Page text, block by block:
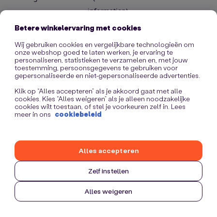
information).
Betere winkelervaring met cookies
Wij gebruiken cookies en vergelijkbare technologieën om
onze webshop goed te laten werken, je ervaring te
personaliseren, statistieken te verzamelen en, met jouw
toestemming, persoonsgegevens te gebruiken voor
gepersonaliseerde en niet-gepersonaliseerde advertenties.
Klik op “Alles accepteren” als je akkoord gaat met alle
cookies. Kies “Alles weigeren” als je alleen noodzakelijke
cookies wilt toestaan, of stel je voorkeuren zelf in. Lees
meer in ons cookiebeleid
Zelf instellen
Alles weigeren
Alles accepteren